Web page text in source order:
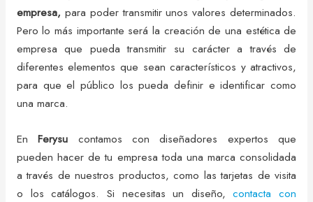
empresa, para poder transmitir unos valores determinados.
Pero lo más importante será la creación de una estética de
empresa que pueda transmitir su carácter a través de
diferentes elementos que sean característicos y atractivos,
para que el público los pueda definir e identificar como
una marca.
EnFerysu contamos con diseñadores expertos que
pueden hacer de tu empresa toda una marca consolidada
a través de nuestros productos, como las tarjetas de visita
o los catálogos. Si necesitas un diseño,contacta con